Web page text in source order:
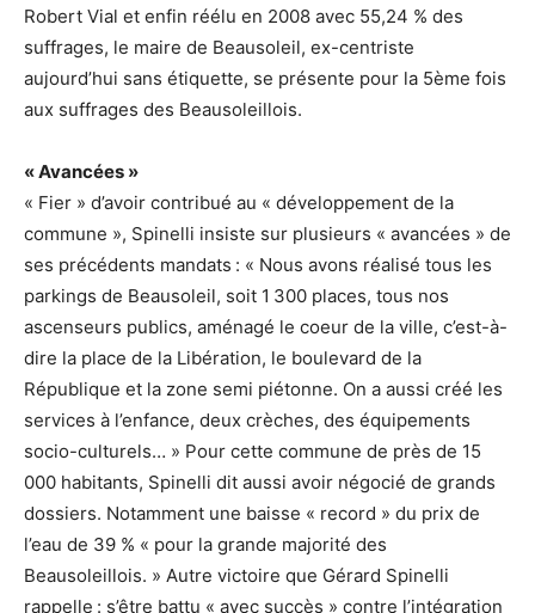
Robert Vial et enfin réélu en 2008 avec 55,24 % des
suffrages, le maire de Beausoleil, ex-centriste
aujourd’hui sans étiquette, se présente pour la 5ème fois
aux suffrages des Beausoleillois.
« Avancées »
« Fier » d’avoir contribué au « développement de la
commune », Spinelli insiste sur plusieurs « avancées » de
ses précédents mandats : « Nous avons réalisé tous les
parkings de Beausoleil, soit 1 300 places, tous nos
ascenseurs publics, aménagé le coeur de la ville, c’est-à-
dire la place de la Libération, le boulevard de la
République et la zone semi piétonne. On a aussi créé les
services à l’enfance, deux crèches, des équipements
socio-culturels… » Pour cette commune de près de 15
000 habitants, Spinelli dit aussi avoir négocié de grands
dossiers. Notamment une baisse « record » du prix de
l’eau de 39 % « pour la grande majorité des
Beausoleillois. » Autre victoire que Gérard Spinelli
rappelle : s’être battu « avec succès » contre l’intégration